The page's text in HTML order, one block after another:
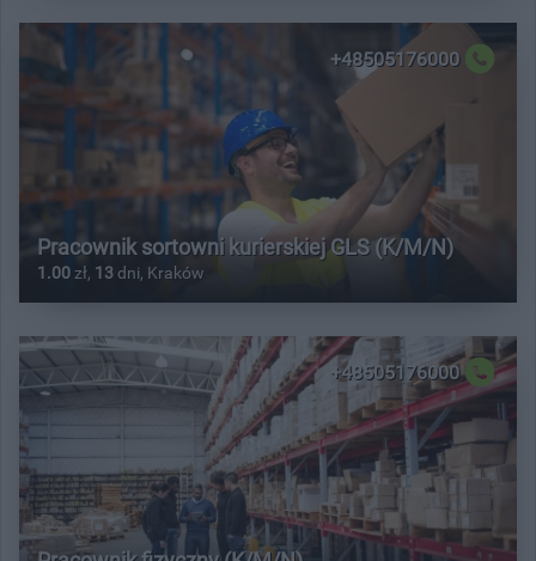
+48505176000
Pracownik sortowni kurierskiej GLS (K/M/N)
1.00 zł, 13 dni, Kraków
+48505176000